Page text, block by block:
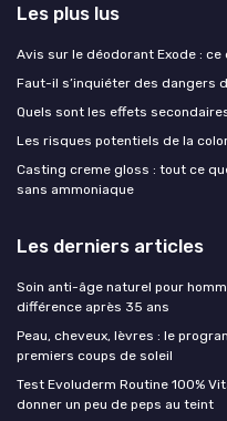
Les plus lus
Avis sur le déodorant Exode :
Faut-il s’inquiéter des dangers
Quels sont les effets
Les risques potentiels de la
Casting creme gloss : tout ce
sans ammoniaque
Les derniers articles
Soin anti-âge naturel pour
différence après 35 ans
Peau, cheveux, lèvres : le
premiers coups de soleil
Test Evoluderm Routine 100%
donner un peu de peps au teint